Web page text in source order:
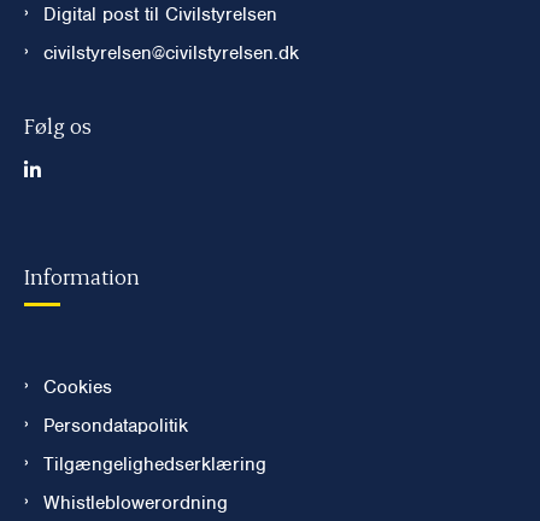
Digital post til Civilstyrelsen
civilstyrelsen@civilstyrelsen.dk
Følg os
Information
Cookies
Persondatapolitik
Tilgængelighedserklæring
Whistleblowerordning